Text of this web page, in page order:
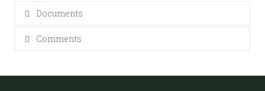
Documents
Comments